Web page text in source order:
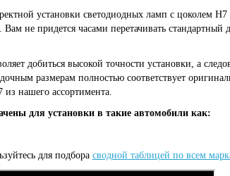
установки светодиодных ламп с цоколем
не придется часами перетачивать стандартный
добиться высокой точности установки, а
размерам полностью соответствует
нашего ассортимента.
для установки в такие автомобили как:
для подбора сводной таблицей по всем